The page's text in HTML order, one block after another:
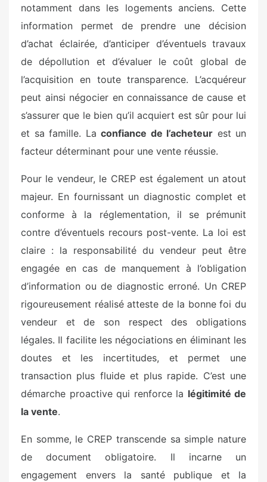
notamment dans les logements anciens. Cette
information permet de prendre une décision
d’achat éclairée, d’anticiper d’éventuels travaux
de dépollution et d’évaluer le coût global de
l’acquisition en toute transparence. L’acquéreur
peut ainsi négocier en connaissance de cause et
s’assurer que le bien qu’il acquiert est sûr pour lui
et sa famille. La confiance de l’acheteur est un
facteur déterminant pour une vente réussie.
Pour le vendeur, le CREP est également un atout
majeur. En fournissant un diagnostic complet et
conforme à la réglementation, il se prémunit
contre d’éventuels recours post-vente. La loi est
claire : la responsabilité du vendeur peut être
engagée en cas de manquement à l’obligation
d’information ou de diagnostic erroné. Un CREP
rigoureusement réalisé atteste de la bonne foi du
vendeur et de son respect des obligations
légales. Il facilite les négociations en éliminant les
doutes et les incertitudes, et permet une
transaction plus fluide et plus rapide. C’est une
démarche proactive qui renforce la légitimité de
la vente.
En somme, le CREP transcende sa simple nature
de document obligatoire. Il incarne un
engagement envers la santé publique et la